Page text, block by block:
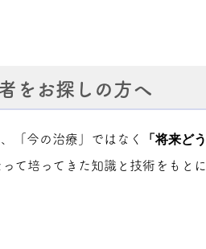
をお探しの方へ
「今の治療」ではなく 「将来ど
て培ってきた知識と技術をもと